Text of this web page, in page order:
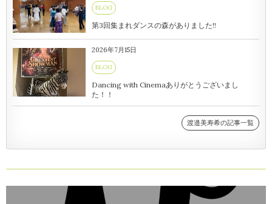
BLOG
第3回集まれダンスの森がありました!!
2026年7月15日
BLOG
Dancing with Cinemaありがとうございまし
た！！
渡邉美寿希の記事一覧